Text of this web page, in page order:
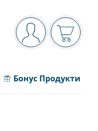
Navigation panel
Вие сте вписани
Бонус Продукти